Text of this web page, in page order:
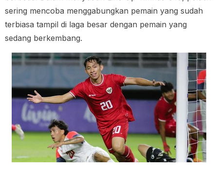
sering mencoba menggabungkan pemain yang sudah
terbiasa tampil di laga besar dengan pemain yang
sedang berkembang.